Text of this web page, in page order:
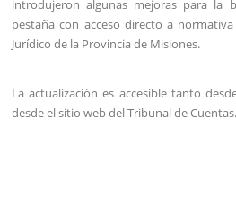
introdujeron algunas mejoras para la
pestaña con acceso directo a
Jurídico de la Provincia de Misiones.
La actualización es accesible tanto
desde el sitio web del Tribunal de Cuentas.